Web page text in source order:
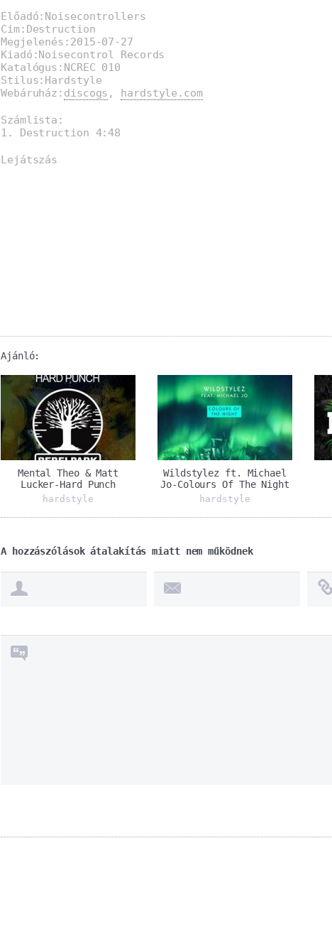
Előadó:Noisecontrollers
Cim:Destruction
Megjelenés:2015-07-27
Kiadó:Noisecontrol Records
Katalógus:NCREC 010
Stilus:Hardstyle
Webáruház: discogs , hardstyle.com
Számlista:
1. Destruction 4:48
Lejátszás
Ajánló:
Mental Theo & Matt
Lucker-Hard Punch
hardstyle
Wildstylez ft. Michael
Jo-Colours Of The Night
hardstyle
A hozzászólások átalakítás miatt nem működnek